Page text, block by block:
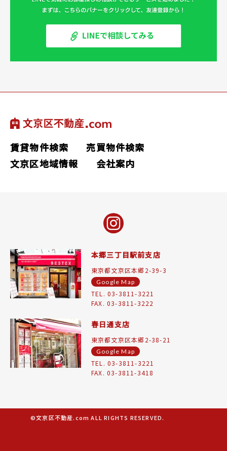
賃貸物件検索
売買物件検索
文京区地域情報
会社案内
本郷三丁目駅前支店
東京都文京区本郷2-39-3
Google Map
TEL. 03-3811-3221
FAX. 03-3811-3222
春日通支店
東京都文京区本郷2-38-21
Google Map
TEL. 03-3811-3221
FAX. 03-3811-3418
©文京区不動産.com ALL RIGHTS RESERVED.